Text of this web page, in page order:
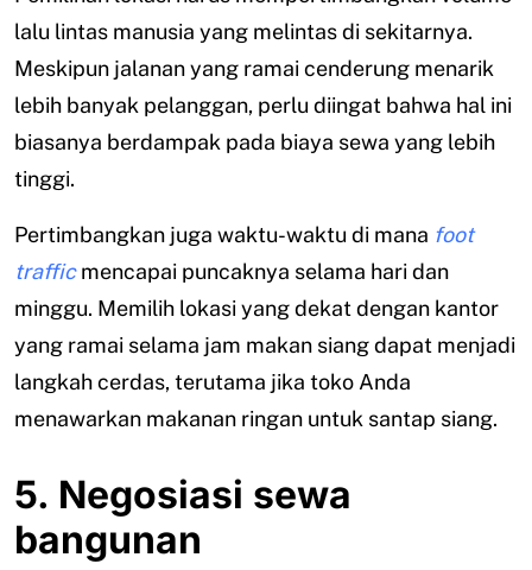
lalu lintas manusia yang melintas di sekitarnya.
Meskipun jalanan yang ramai cenderung menarik
lebih banyak pelanggan, perlu diingat bahwa hal ini
biasanya berdampak pada biaya sewa yang lebih
tinggi.
Pertimbangkan juga waktu-waktu di mana foot
trafficmencapai puncaknya selama hari dan
minggu. Memilih lokasi yang dekat dengan kantor
yang ramai selama jam makan siang dapat menjadi
langkah cerdas, terutama jika toko Anda
menawarkan makanan ringan untuk santap siang.
5. Negosiasi sewa
bangunan